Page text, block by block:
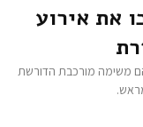
את אירוע
משימה מורכבת הדורשת